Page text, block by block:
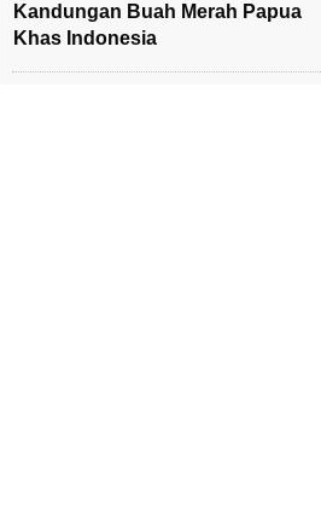
Kandungan Buah Merah Papua
Khas Indonesia